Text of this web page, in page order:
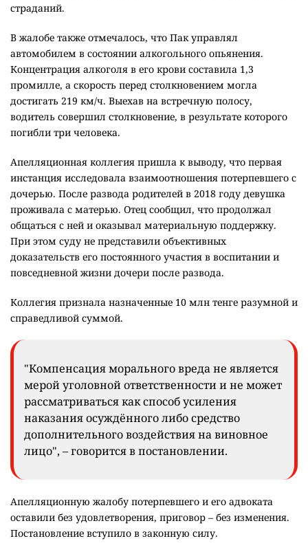
страданий.
В жалобе также отмечалось, что Пак управлял
автомобилем в состоянии алкогольного опьянения.
Концентрация алкоголя в его крови составила 1,3
промилле, а скорость перед столкновением могла
достигать 219 км/ч. Выехав на встречную полосу,
водитель совершил столкновение, в результате которого
погибли три человека.
Апелляционная коллегия пришла к выводу, что первая
инстанция исследовала взаимоотношения потерпевшего с
дочерью. После развода родителей в 2018 году девушка
проживала с матерью. Отец сообщил, что продолжал
общаться с ней и оказывал материальную поддержку.
При этом суду не представили объективных
доказательств его постоянного участия в воспитании и
повседневной жизни дочери после развода.
Коллегия признала назначенные 10 млн тенге разумной и
справедливой суммой.
"Компенсация морального вреда не является
мерой уголовной ответственности и не может
рассматриваться как способ усиления
наказания осуждённого либо средство
дополнительного воздействия на виновное
лицо", – говорится в постановлении.
Апелляционную жалобу потерпевшего и его адвоката
оставили без удовлетворения, приговор – без изменения.
Постановление вступило в законную силу.